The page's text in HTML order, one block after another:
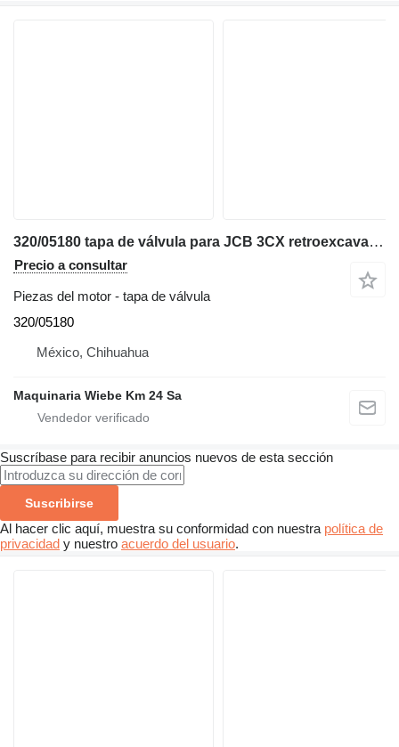
320/05180 tapa de válvula para JCB 3CX retroexcavadora
Precio a consultar
Piezas del motor - tapa de válvula
320/05180
México, Chihuahua
Maquinaria Wiebe Km 24 Sa
Suscríbase para recibir anuncios nuevos de esta sección
Suscribirse
Al hacer clic aquí, muestra su conformidad con nuestra política de
privacidad y nuestro acuerdo del usuario.